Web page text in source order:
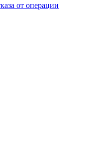
от операции